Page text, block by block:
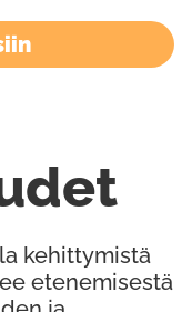
kehittymistä
etenemisestä